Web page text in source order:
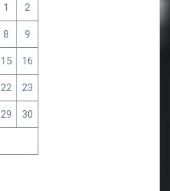
1 2
8 9
15 16
22 23
29 30